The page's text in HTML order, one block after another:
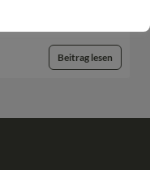
Beitrag lesen